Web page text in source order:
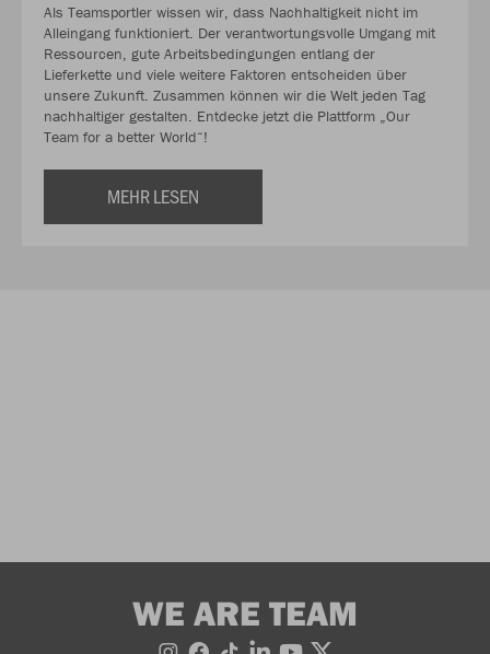
Als Teamsportler wissen wir, dass Nachhaltigkeit nicht im
Alleingang funktioniert. Der verantwortungsvolle Umgang mit
Ressourcen, gute Arbeitsbedingungen entlang der
Lieferkette und viele weitere Faktoren entscheiden über
unsere Zukunft. Zusammen können wir die Welt jeden Tag
nachhaltiger gestalten. Entdecke jetzt die Plattform „Our
Team for a better World“!
MEHR LESEN
WE ARE TEAM